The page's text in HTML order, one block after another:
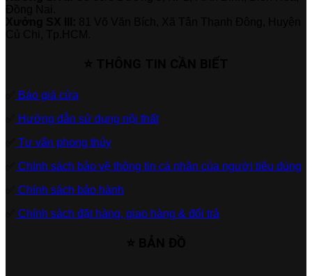
Báo giá cửa
Hướng dẫn sử dụng nội thất
Tư vấn phong thủy
Chính sách bảo vệ thông tin cá nhân của người tiêu dùng
Chính sách bảo hành
Chính sách đặt hàng, giao hàng & đổi trả